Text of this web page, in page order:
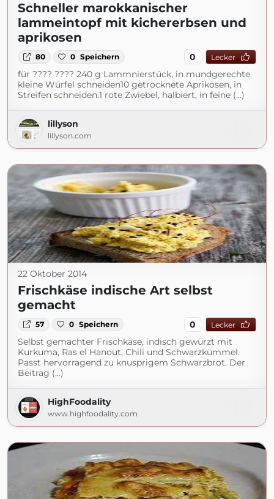
Schneller marokkanischer
lammeintopf mit kichererbsen und
aprikosen
80 0 Speichern 0 Lecker
für ???? ???? 240 g Lammnierstück, in mundgerechte
kleine Würfel schneiden10 getrocknete Aprikosen, in
Streifen schneiden.1 rote Zwiebel, halbiert, in feine (...)
lillyson
lillyson.com
22 Oktober 2014
Frischkäse indische Art selbst
gemacht
57 0 Speichern 0 Lecker
Selbst gemachter Frischkäse, indisch gewürzt mit
Kurkuma, Ras el Hanout, Chili und Schwarzkümmel.
Passt hervorragend zu knusprigem Schwarzbrot. Der
Beitrag (...)
HighFoodality
www.highfoodality.com